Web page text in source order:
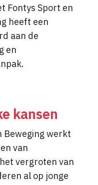
Fontys Sport en
heeft een
aan de
en
kansen
Beweging werkt
van
vergroten van
al op jonge